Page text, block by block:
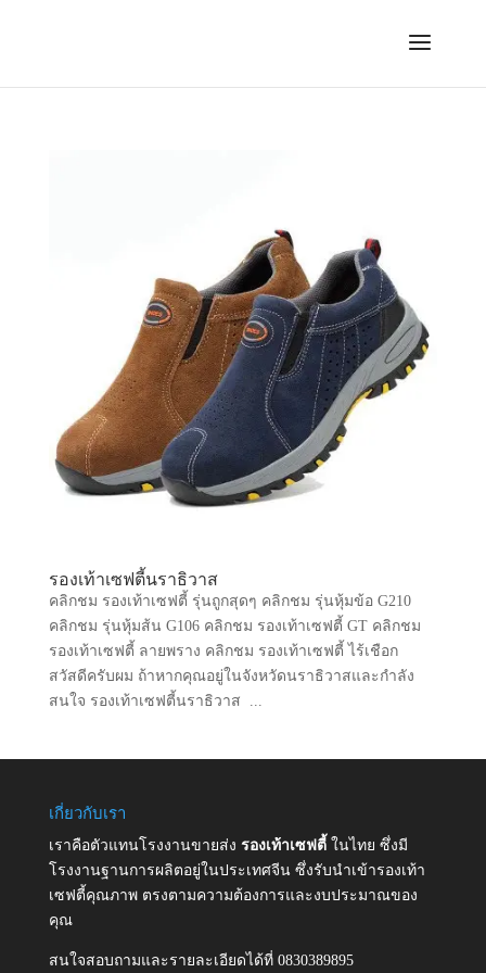
รองเท้าเซฟตี้นราธิวาส
คลิกชม รองเท้าเซฟตี้ รุ่นถูกสุดๆ คลิกชม รุ่นหุ้มข้อ G210
คลิกชม รุ่นหุ้มส้น G106 คลิกชม รองเท้าเซฟตี้ GT คลิกชม
รองเท้าเซฟตี้ ลายพราง คลิกชม รองเท้าเซฟตี้ ไร้เชือก
สวัสดีครับผม ถ้าหากคุณอยู่ในจังหวัดนราธิวาสและกำลัง
สนใจ รองเท้าเซฟตี้นราธิวาส ...
เกี่ยวกับเรา
เราคือตัวแทนโรงงานขายส่ง รองเท้าเซฟตี้ ในไทย ซึ่งมี
โรงงานฐานการผลิตอยู่ในประเทศจีน ซึ่งรับนำเข้ารองเท้า
เซฟตี้คุณภาพ ตรงตามความต้องการและงบประมาณของ
คุณ
สนใจสอบถามและรายละเอียดได้ที่ 0830389895